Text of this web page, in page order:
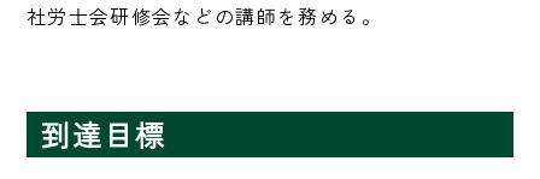
社労士会研修会などの講師を務める。
到達目標